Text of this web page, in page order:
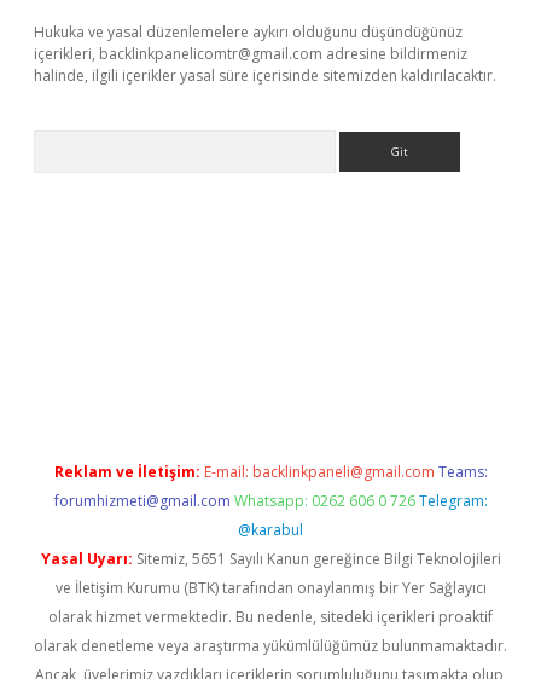
Hukuka ve yasal düzenlemelere aykırı olduğunu düşündüğünüz
içerikleri, backlinkpanelicomtr@gmail.com adresine bildirmeniz
halinde, ilgili içerikler yasal süre içerisinde sitemizden kaldırılacaktır.
Reklam ve İletişim: E-mail: backlinkpaneli@gmail.com Teams:
forumhizmeti@gmail.com Whatsapp: 0262 606 0 726 Telegram:
@karabul
Yasal Uyarı: Sitemiz, 5651 Sayılı Kanun gereğince Bilgi Teknolojileri
ve İletişim Kurumu (BTK) tarafından onaylanmış bir Yer Sağlayıcı
olarak hizmet vermektedir. Bu nedenle, sitedeki içerikleri proaktif
olarak denetleme veya araştırma yükümlülüğümüz bulunmamaktadır.
Ancak, üyelerimiz yazdıkları içeriklerin sorumluluğunu taşımakta olup,